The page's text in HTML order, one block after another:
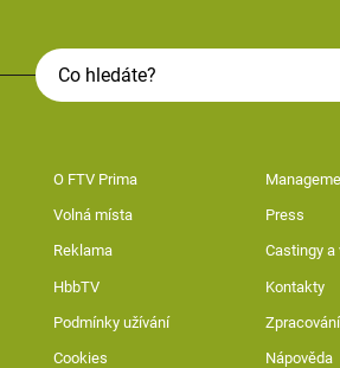
O FTV Prima
Volná místa Press
Reklama Castingy a
HbbTV Kontakty
Podmínky užívání
Cookies Nápověda